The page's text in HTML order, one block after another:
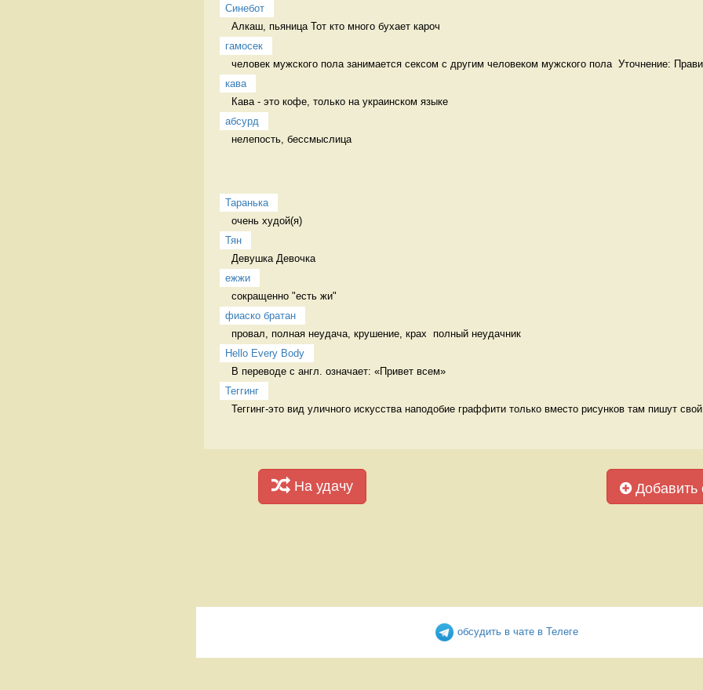
Синебот
Алкаш, пьяница Тот кто много бухает кароч
гамосек
человек мужского пола занимается сексом с другим человеком мужского пола  Уточнение:
кава
Кава - это кофе, только на украинском языке
абсурд
нелепость, бессмыслица
Таранька
очень худой(я)
Тян
Девушка Девочка
ежжи
сокращенно "есть жи"
фиаско братан
провал, полная неудача, крушение, крах  полный неудачник
Hello Every Body
В переводе с англ. означает: «Привет всем»
Теггинг
Теггинг-это вид уличного искусства наподобие граффити только вместо рисунков там пишут
На удачу Добавить
обсудить в чате в Телеге